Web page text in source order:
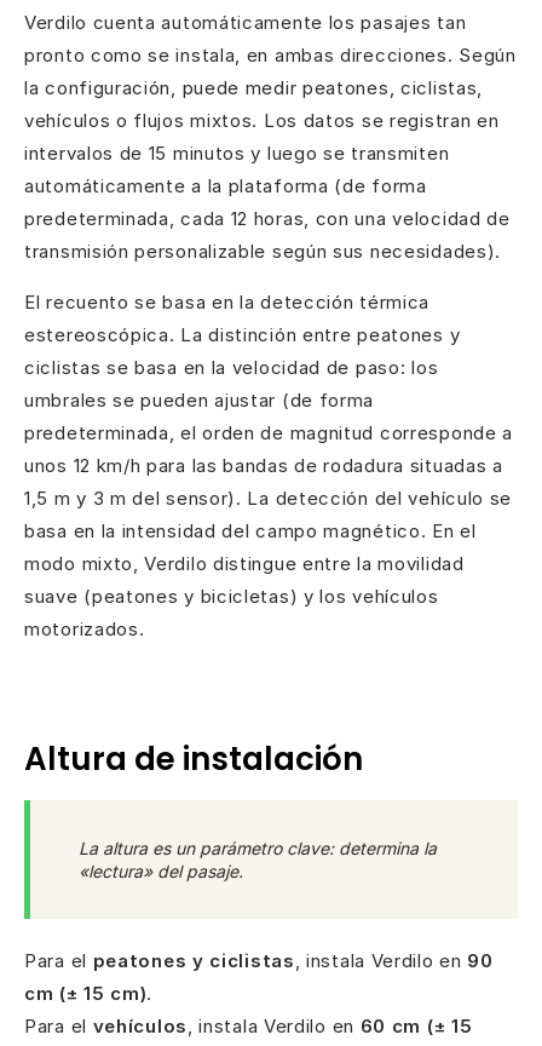
Verdilo cuenta automáticamente los pasajes tan
pronto como se instala, en ambas direcciones. Según
la configuración, puede medir peatones, ciclistas,
vehículos o flujos mixtos. Los datos se registran en
intervalos de 15 minutos y luego se transmiten
automáticamente a la plataforma (de forma
predeterminada, cada 12 horas, con una velocidad de
transmisión personalizable según sus necesidades).
El recuento se basa en la detección térmica
estereoscópica. La distinción entre peatones y
ciclistas se basa en la velocidad de paso: los
umbrales se pueden ajustar (de forma
predeterminada, el orden de magnitud corresponde a
unos 12 km/h para las bandas de rodadura situadas a
1,5 m y 3 m del sensor). La detección del vehículo se
basa en la intensidad del campo magnético. En el
modo mixto, Verdilo distingue entre la movilidad
suave (peatones y bicicletas) y los vehículos
motorizados.
Altura de instalación
La altura es un parámetro clave: determina la
«lectura» del pasaje.
Para el peatones y ciclistas , instala Verdilo en 90
cm (± 15 cm).
Para el vehículos , instala Verdilo en 60 cm (± 15